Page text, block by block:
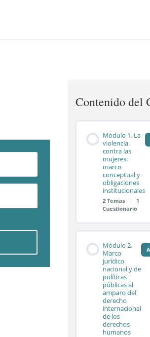
Contenido del
Módulo 1. La
violencia
contra las
mujeres:
marco
conceptual y
obligaciones
institucionales
2 Temas
1
Cuestionario
Módulo
Sesión
Sesión
Módulo 2.
Marco
jurídico
nacional y de
políticas
públicas al
amparo del
derecho
internacional
de los
derechos
humanos